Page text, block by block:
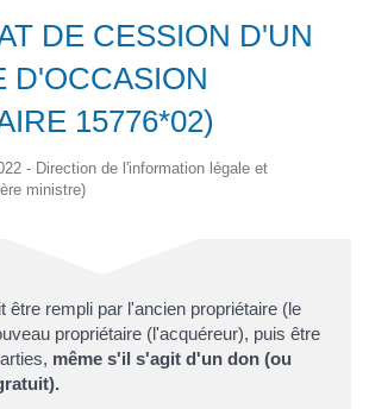
DE CESSION D'UN
D'OCCASION
15776*02)
- Direction de l'information légale et
ministre)
être rempli par l'ancien propriétaire (le
propriétaire (l'acquéreur), puis être
même s'il s'agit d'un don (ou